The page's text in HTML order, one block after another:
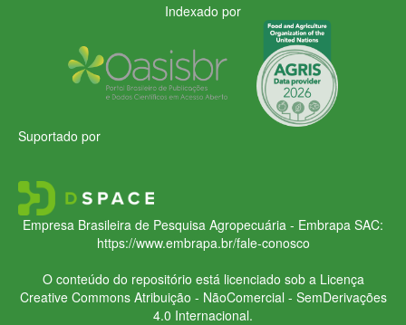
Indexado por
Suportado por
Empresa Brasileira de Pesquisa Agropecuária - Embrapa SAC:
https://www.embrapa.br/fale-conosco
O conteúdo do repositório está licenciado sob a Licença
Creative CommonsAtribuição - NãoComercial - SemDerivações
4.0 Internacional.